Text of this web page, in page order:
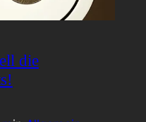
die